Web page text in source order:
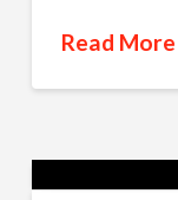
Read More